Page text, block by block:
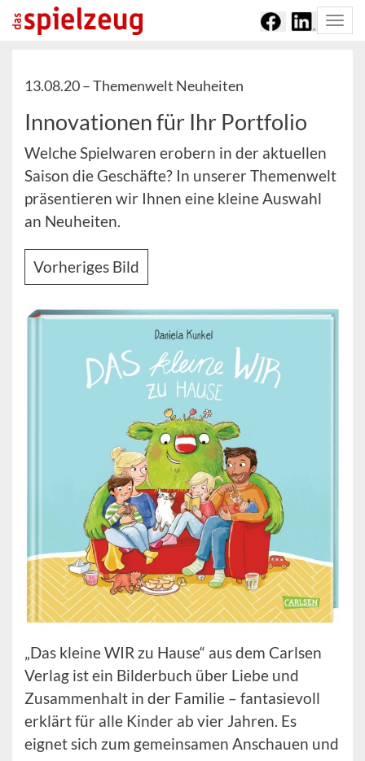
13.08.20 –Themenwelt Neuheiten
Innovationen für Ihr Portfolio
Welche Spielwaren erobern in der aktuellen
Saison die Geschäfte? In unserer Themenwelt
präsentieren wir Ihnen eine kleine Auswahl
an Neuheiten.
Vorheriges Bild
„Das kleine WIR zu Hause“ aus dem Carlsen
Verlag ist ein Bilderbuch über Liebe und
Zusammenhalt in der Familie – fantasievoll
erklärt für alle Kinder ab vier Jahren. Es
eignet sich zum gemeinsamen Anschauen und